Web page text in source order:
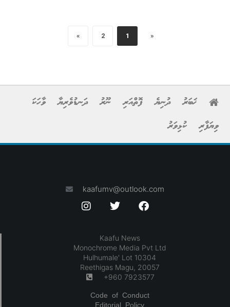
«
1
2
»
ޚަބަރު ދުނިޔެ ފޮތްއަރި ނޫރު ދަނޑުވެރިޔާ
ވާހަކަ
ވިޔަފާރި
ކުޅިވަރު
kaafumv@outlook.com
Kaafu News
Monochrome Media Pvt Ltd
Hulhumale' Lot 10304
Reethigas Magu, 20057
+960 7923577
Code of Conduct